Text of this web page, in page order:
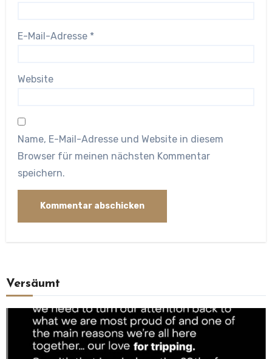
E-Mail-Adresse *
Website
Name, E-Mail-Adresse und Website in diesem
Browser für meinen nächsten Kommentar
speichern.
Versäumt